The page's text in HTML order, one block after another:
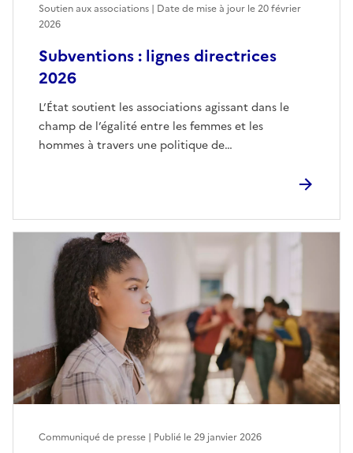
Subventions : lignes directrices
2026
L’État soutient les associations agissant dans le
champ de l’égalité entre les femmes et les
hommes à travers une politique de…
Soutien aux associations | Date de mise à jour le20 février
2026
Communiqué de presse | Publié le29 janvier 2026